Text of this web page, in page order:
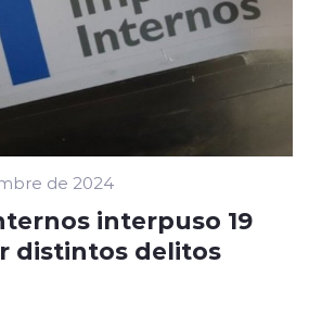
de 2024
interpuso 19
distintos delitos